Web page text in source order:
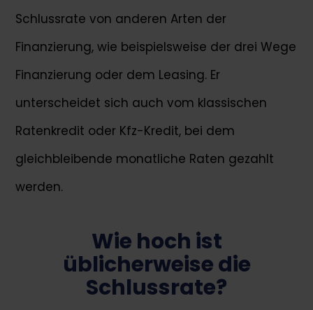
Schlussrate von anderen Arten der
Finanzierung, wie beispielsweise der drei Wege
Finanzierung oder dem Leasing. Er
unterscheidet sich auch vom klassischen
Ratenkredit oder Kfz-Kredit, bei dem
gleichbleibende monatliche Raten gezahlt
werden.
Wie hoch ist
üblicherweise die
Schlussrate?